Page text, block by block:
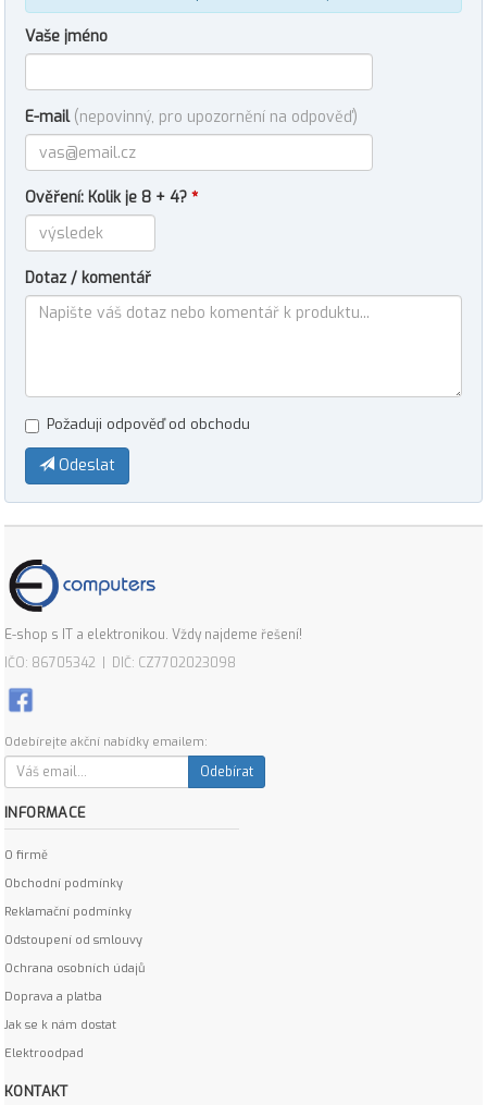
Vaše jméno
E-mail (nepovinný, pro upozornění na odpověď)
Ověření: Kolik je 8 + 4? *
Dotaz / komentář
Požaduji odpověď od obchodu
Odeslat
E-shop s IT a elektronikou. Vždy najdeme řešení!
IČO: 86705342 | DIČ: CZ7702023098
Odebírejte akční nabídky emailem:
Odebírat
INFORMACE
O firmě
Obchodní podmínky
Reklamační podmínky
Odstoupení od smlouvy
Ochrana osobních údajů
Doprava a platba
Jak se k nám dostat
Elektroodpad
KONTAKT